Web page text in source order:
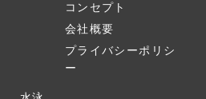
コンセプト
会社概要
プライバシーポリシ
ー